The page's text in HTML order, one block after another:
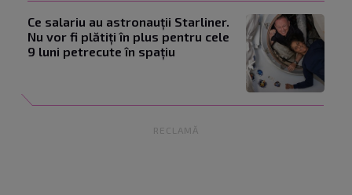
Ce salariu au astronauții Starliner.
Nu vor fi plătiți în plus pentru cele
9 luni petrecute în spațiu
RECLAMĂ